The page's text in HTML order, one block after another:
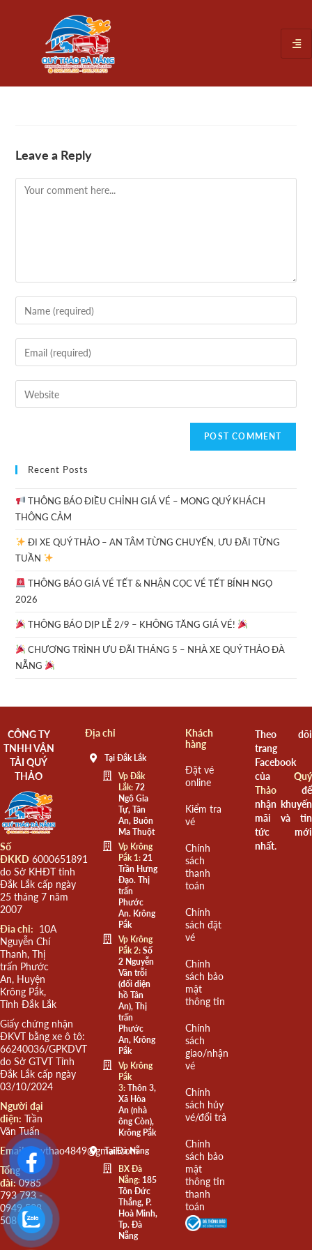
Leave a Reply
Recent Posts
THÔNG BÁO ĐIỀU CHỈNH GIÁ VÉ – MONG QUÝ KHÁCH
THÔNG CẢM
ĐI XE QUÝ THẢO – AN TÂM TỪNG CHUYẾN, ƯU ĐÃI TỪNG
TUẦN
THÔNG BÁO GIÁ VÉ TẾT & NHẬN CỌC VÉ TẾT BÍNH NGỌ
2026
THÔNG BÁO DỊP LỄ 2/9 – KHÔNG TĂNG GIÁ VÉ!
CHƯƠNG TRÌNH ƯU ĐÃI THÁNG 5 – NHÀ XE QUÝ THẢO ĐÀ
NẴNG
CÔNG TY
TNHH VẬN
TẢI QUÝ
THẢO
Số
ĐKKD 6000651891
do Sở KHĐT tỉnh
Đắk Lắk cấp ngày
25 tháng 7 năm
2007
Đia chỉ: 10A
Nguyễn Chí
Thanh, Thị
trấn Phước
An, Huyện
Krông Pắk,
Tỉnh Đắk Lắk
Giấy chứng nhận
ĐKVT bằng xe ô tô:
66240036/GPKDVT
do Sở GTVT Tỉnh
Đắk Lắk cấp ngày
03/10/2024
Người đại
diện: Trần
Văn Tuấn
Email: quythao4849@gmail.com
Tổng
đài:0985
793 793 -
0949 508
508
Địa chỉ
Tại Đắk Lắk
Vp Đắk
Lắk:72
Ngô Gia
Tự, Tân
An, Buôn
Ma Thuột
Vp Krông
Pắk 1:21
Trần Hưng
Đạo. Thị
trấn
Phước
An. Krông
Pắk
Vp Krông
Pắk 2:Số
2 Nguyễn
Văn trỗi
(đối diện
hồ Tân
An), Thị
trấn
Phước
An, Krông
Pắk
Vp Krông
Pắk
3:Thôn 3,
Xã Hòa
An (nhà
ông Còn),
Krông Pắk
Tại Đà Nẵng
BX Đà
Nẵng:185
Tôn Đức
Thắng, P.
Hoà Minh,
Tp. Đà
Nẵng
Khách
hàng
Đặt vé
online
Kiểm tra
vé
Chính
sách
thanh
toán
Chính
sách đặt
vé
Chính
sách bảo
mật
thông tin
Chính
sách
giao/nhận
vé
Chính
sách hủy
vé/đổi trả
Chính
sách bảo
mật
thông tin
thanh
toán
Theo dõi
trang
Facebook
của Quý
Thảođể
nhận khuyến
mãi và tin
tức mới
nhất.